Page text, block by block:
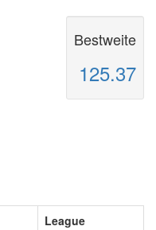
Bestweite
125.37
League